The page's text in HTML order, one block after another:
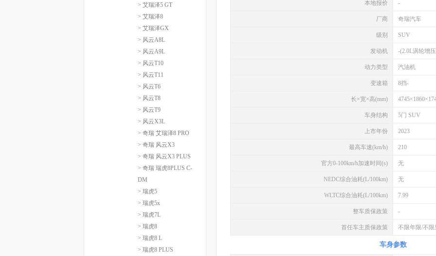
> 艾瑞泽5 GT
> 艾瑞泽8
> 艾瑞泽GX
> 风云A8L
> 风云A9L
> 风云T10
> 风云T11
> 风云T6
> 风云T8
> 风云T9
> 风云X3L
> 奇瑞 艾瑞泽8 PRO
> 奇瑞 风云X3
> 奇瑞 风云X3 PLUS
> 奇瑞 瑞虎8PLUS C-
DM
> 瑞虎5
> 瑞虎5x
> 瑞虎7L
> 瑞虎8
> 瑞虎8 L
> 瑞虎8 PLUS
本地报价 -
厂商 奇瑞汽车
级别 SUV
发动机 -(2.0L涡轮增
动力类型 汽油机
变速箱 8挡-
长×宽×高(mm)
车身结构 5门 SUV
上市年份 2023
最高车速(km/h) 210
官方0-100km/h加速时间(s) 无
NEDC综合油耗(L/100km) 无
WLTC综合油耗(L/100km) 7.99
整车质保政策 -
首任车主质保政策 不限年限/不
车身参数